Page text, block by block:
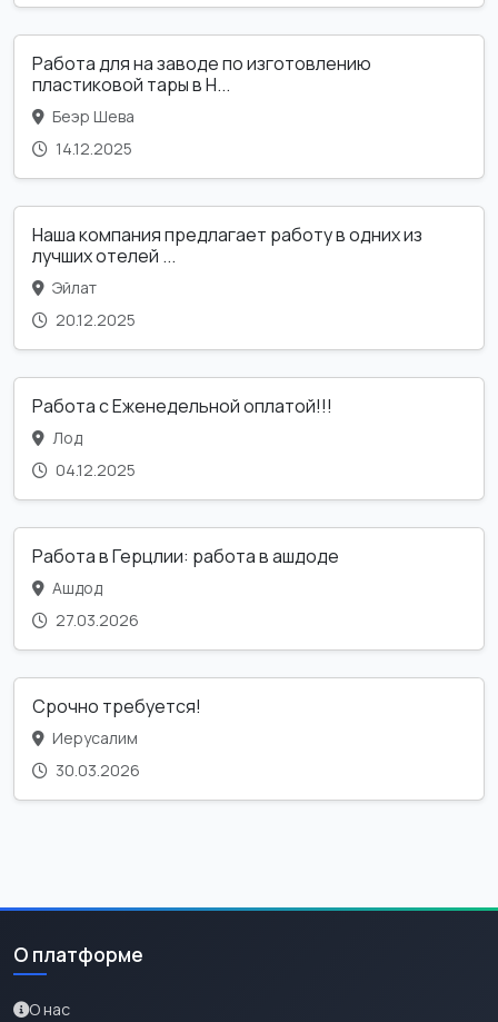
Работа для на заводе по изготовлению
пластиковой тары в Н...
Беэр Шева
14.12.2025
Наша компания предлагает работу в одних из
лучших отелей ...
Эйлат
20.12.2025
Работа с Еженедельной оплатой!!!
Лод
04.12.2025
Работа в Герцлии: работа в ашдоде
Ашдод
27.03.2026
Срочно требуется!
Иерусалим
30.03.2026
О платформе
О нас